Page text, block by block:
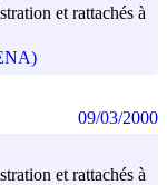
et rattachés à
et rattachés à
09/03/2000